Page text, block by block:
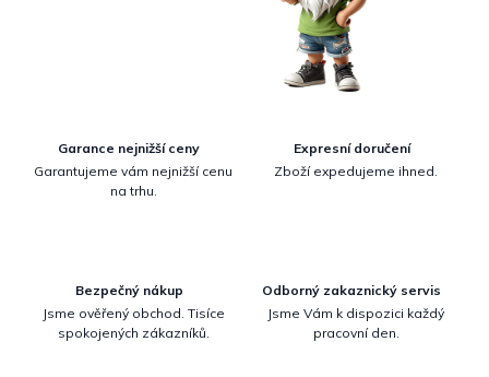
Garance nejnižší ceny
Garantujeme vám nejnižší cenu
na trhu.
Expresní doručení
Zboží expedujeme ihned.
Bezpečný nákup
Jsme ověřený obchod. Tisíce
spokojených zákazníků.
Odborný zakaznický servis
Jsme Vám k dispozici každý
pracovní den.